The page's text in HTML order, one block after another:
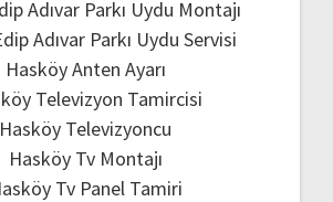
Adıvar Parkı Uydu Montajı
Adıvar Parkı Uydu Servisi
Hasköy Anten Ayarı
Televizyon Tamircisi
Hasköy Televizyoncu
Hasköy Tv Montajı
Tv Panel Tamiri